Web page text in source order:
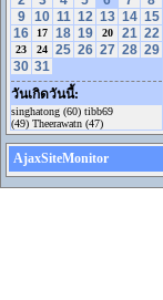
9
10 11 12 13 14 15
16
17 18 19 20 21 22
23 24 25 26 27 28 29
30 31
วันเกิดวันนี้:
singhatong (60) tibb69
(49) Theerawatn (47)
AjaxSiteMonitor